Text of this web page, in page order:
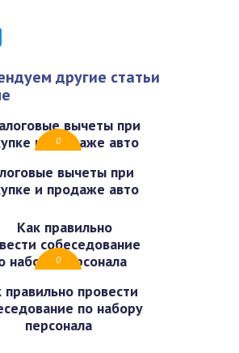
другие статьи
0
вычеты при
и продаже авто
0
правильно провести
по набору
персонала